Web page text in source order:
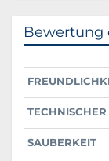
Bewertung
SAUBERKEIT